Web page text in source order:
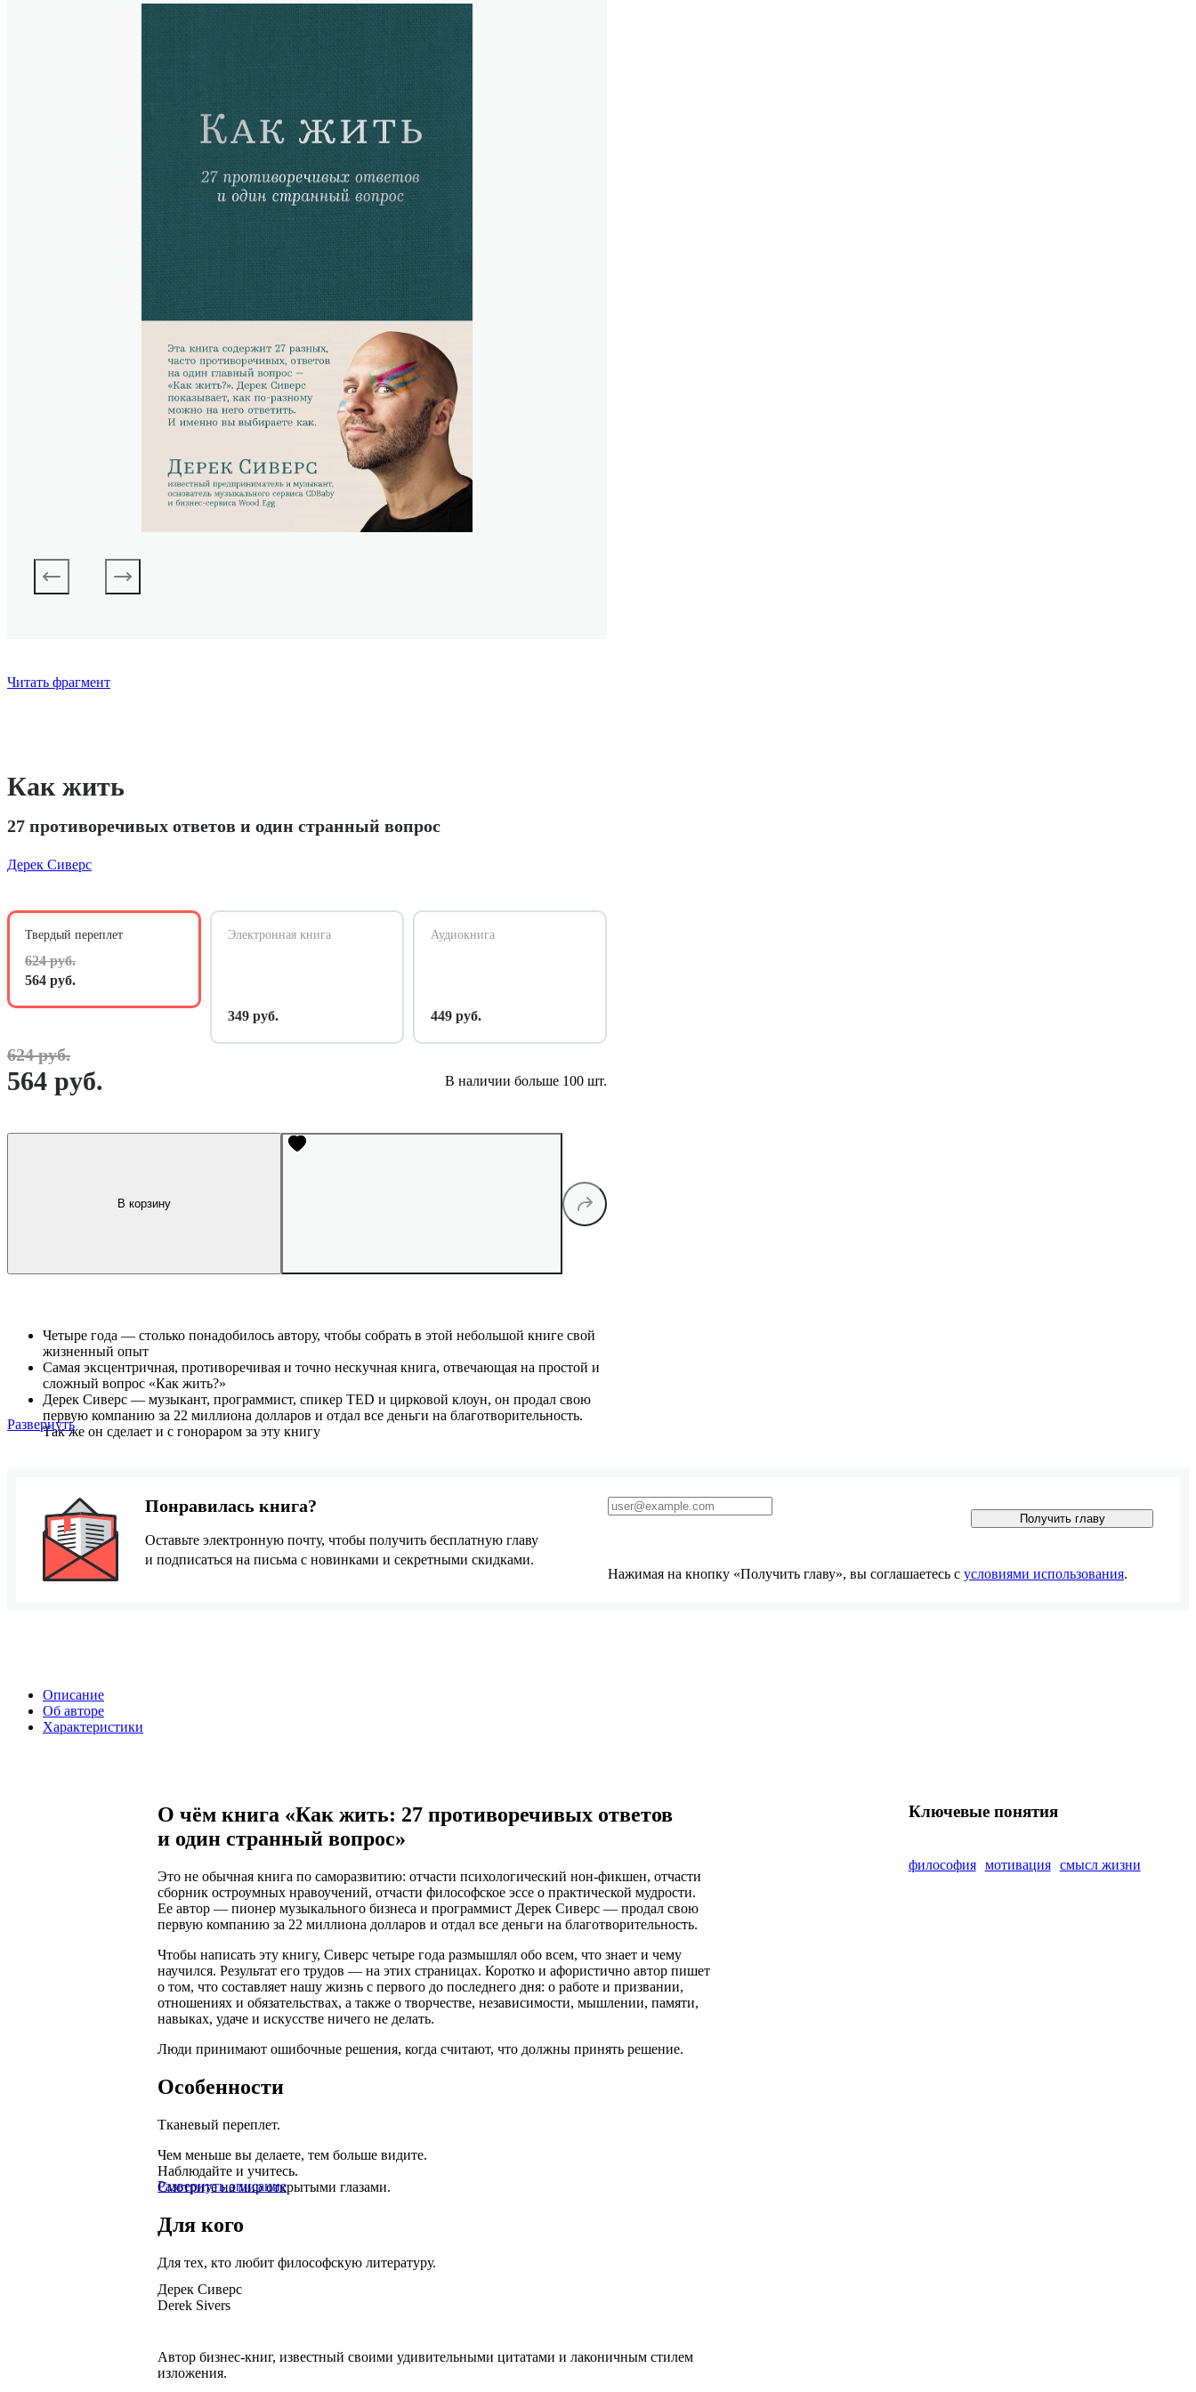
Читать фрагмент
Как жить
27 противоречивых ответов и один странный вопрос
Дерек Сиверс
Твердый переплет
624 руб.
564 руб.
Электронная книга
349 руб.
Аудиокнига
449 руб.
624 руб.
564 руб. В наличии больше 100 шт.
В корзину
Четыре года — столько понадобилось автору, чтобы собрать в этой небольшой книге свой
жизненный опыт
Самая эксцентричная, противоречивая и точно нескучная книга, отвечающая на простой и
сложный вопрос «Как жить?»
Дерек Сиверс — музыкант, программист, спикер TED и цирковой клоун, он продал свою
первую компанию за 22 миллиона долларов и отдал все деньги на благотворительность.
Так же он сделает и с гонораром за эту книгу
Развернуть
Описание
Об авторе
Характеристики
О чём книга «Как жить: 27 противоречивых ответов
и один странный вопрос»
Это не обычная книга по саморазвитию: отчасти психологический нон-фикшен, отчасти
сборник остроумных нравоучений, отчасти философское эссе о практической мудрости.
Ее автор — пионер музыкального бизнеса и программист Дерек Сиверс — продал свою
первую компанию за 22 миллиона долларов и отдал все деньги на благотворительность.
Чтобы написать эту книгу, Сиверс четыре года размышлял обо всем, что знает и чему
научился. Результат его трудов — на этих страницах. Коротко и афористично автор пишет
о том, что составляет нашу жизнь c первого до последнего дня: о работе и призвании,
отношениях и обязательствах, а также о творчестве, независимости, мышлении, памяти,
навыках, удаче и искусстве ничего не делать.
Люди принимают ошибочные решения, когда считают, что должны принять решение.
Особенности
Тканевый переплет.
Чем меньше вы делаете, тем больше видите.
Наблюдайте и учитесь.
Смотрите на мир открытыми глазами.
Для кого
Для тех, кто любит философскую литературу.
Развернуть описание
Ключевые понятия
философия мотивация смысл жизни
Дерек Сиверс
Derek Sivers
Автор бизнес-книг, известный своими удивительными цитатами и лаконичным стилем
изложения.
Понравилась книга?
Оставьте электронную почту, чтобы получить бесплатную главу
и подписаться на письма с новинками и секретными скидками.
Получить главу
Нажимая на кнопку «Получить главу», вы соглашаетесь с условиями использования.